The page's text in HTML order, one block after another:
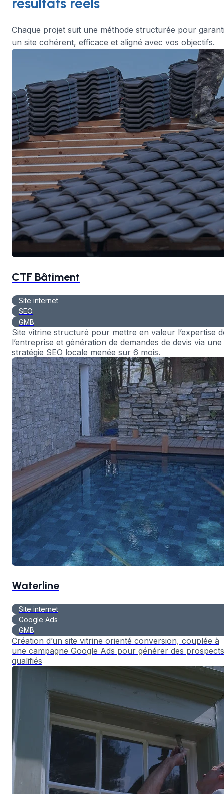
Chaque projet suit une méthode structurée pour
un site cohérent, efficace et aligné avec vos objectifs.
CTF Bâtiment
Site internet
SEO
GMB
Site vitrine structuré pour mettre en valeur l’expertise
l’entreprise et génération de demandes de devis via une
stratégie SEO locale menée sur 6 mois.
Waterline
Site internet
Google Ads
GMB
Création d’un site vitrine orienté conversion, couplée à
une campagne Google Ads pour générer des prospects
qualifiés